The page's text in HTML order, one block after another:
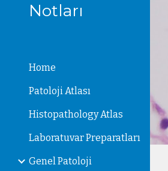
Notları
Home
Patoloji Atlası
Histopathology Atlas
Laboratuvar Preparatları
Genel Patoloji